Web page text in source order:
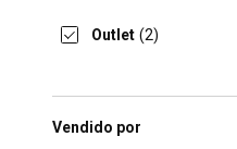
Outlet (2)
Vendido por